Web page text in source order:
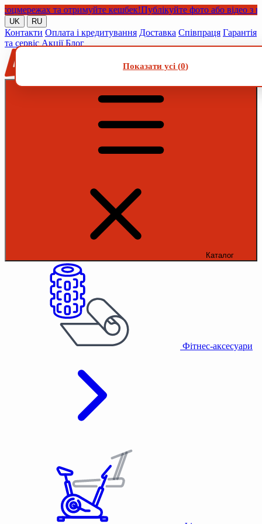
та отримуйте кешбек!Публікуйте фото або відео з
UK RU
Контакти Оплата і кредитування Доставка Співпраця Гарантія
та сервіс Акції Блог
Каталог
Фітнес-аксесуари
Показати усі (0)